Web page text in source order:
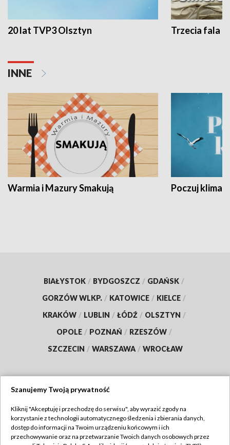
20 lat TVP3 Olsztyn Trzecia fala -
INNE
Warmia i Mazury Smakują Poczuj klimat
BIAŁYSTOK / BYDGOSZCZ / GDAŃSK /
GORZÓW WLKP. / KATOWICE / KIELCE /
KRAKÓW / LUBLIN / ŁÓDŹ / OLSZTYN /
OPOLE / POZNAŃ / RZESZÓW /
SZCZECIN / WARSZAWA / WROCŁAW
TVP
Abonament TVP
Regulamin TVP
Szanujemy Twoją prywatność
Kliknij "Akceptuję i przechodzę do serwisu", aby wyrazić zgody na
korzystanie z technologii automatycznego śledzenia i zbierania danych,
dostęp do informacji na Twoim urządzeniu końcowym i ich
przechowywanie oraz na przetwarzanie Twoich danych osobowych przez